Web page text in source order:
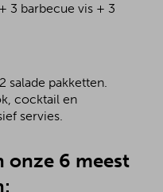
3 barbecue vis + 3
salade pakketten.
cocktail en
servies.
onze 6 meest